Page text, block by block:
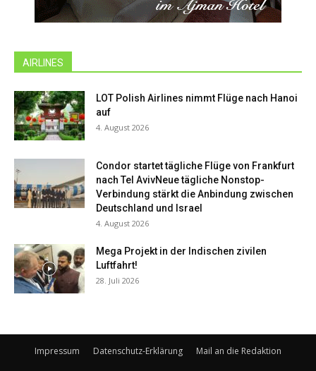
AIRLINES
LOT Polish Airlines nimmt Flüge nach Hanoi
auf
4. August 2026
Condor startet tägliche Flüge von Frankfurt
nach Tel AvivNeue tägliche Nonstop-
Verbindung stärkt die Anbindung zwischen
Deutschland und Israel
4. August 2026
Mega Projekt in der Indischen zivilen
Luftfahrt!
28. Juli 2026
Impressum Datenschutz-Erklärung Mail an die Redaktion